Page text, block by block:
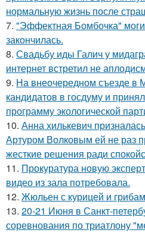
нормальную жизнь после
7. "Эффектная Бомбочка"
закончилась.
8. Свадьбу иды Галич у
интернет встретил не
9. На внеочередном съезде в
кандидатов в госдуму и
программу экологической
10. Анна хилькевич
Артуром Волковым ей не раз
жесткие решения ради
11. Прокуратура новую
видео из зала потребовала.
12. Жюльен с курицей и
13. 20-21 Июня в Санкт-
соревнования по триатлону